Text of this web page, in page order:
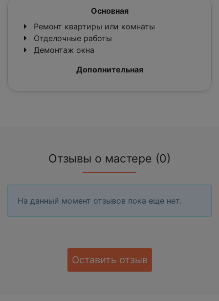
Основная
Ремонт квартиры или комнаты
Отделочные работы
Демонтаж окна
Дополнительная
Отзывы о мастере (0)
На данный момент отзывов пока еще нет.
Оставить отзыв